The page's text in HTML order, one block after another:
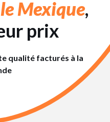
le Mexique,
prix
qualité facturés à la